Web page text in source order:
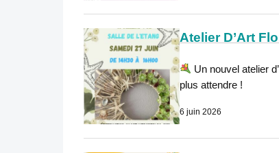
Atelier D’Art
Un nouvel atelier
plus attendre !
6 juin 2026